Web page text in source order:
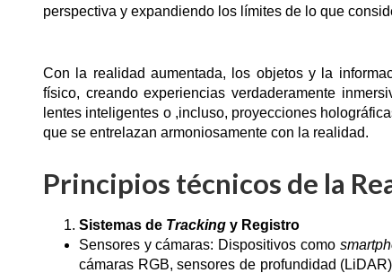
perspectiva y expandiendo los límites de lo que
Con la realidad aumentada, los objetos y la
físico, creando experiencias verdaderamente
lentes inteligentes o ,incluso, proyecciones
que se entrelazan armoniosamente con la realidad.
Principios técnicos de la
Sistemas de Tracking y Registro
Sensores y cámaras: Dispositivos como
cámaras RGB, sensores de profundidad